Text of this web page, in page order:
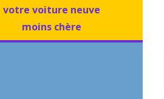
votre voiture neuve
moins chère